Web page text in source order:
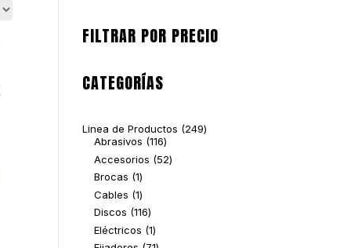
FILTRAR POR PRECIO
CATEGORÍAS
Linea de Productos 249249
Abrasivos 116116
productos
Accesorios 5252
Brocas 11
producto
Cables 11
producto
Discos 116116
productos
Eléctricos 11
producto